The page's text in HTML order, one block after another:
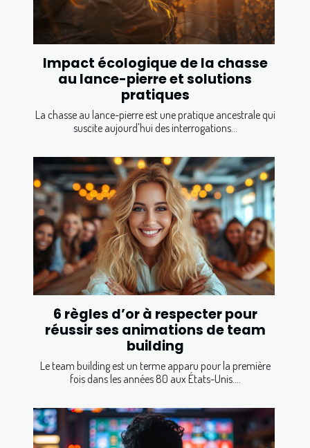
Impact écologique de la chasse
au lance-pierre et solutions
pratiques
La chasse au lance-pierre est une pratique ancestrale qui
suscite aujourd'hui des interrogations...
6 règles d’or à respecter pour
réussir ses animations de team
building
Le team building est un terme apparu pour la première
fois dans les années 80 aux États-Unis....